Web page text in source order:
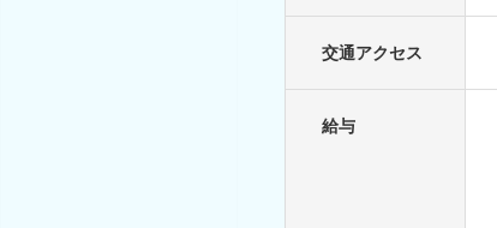
交通アクセス
給与